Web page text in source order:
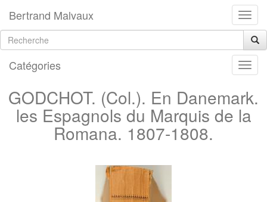
Bertrand Malvaux
Catégories
GODCHOT. (Col.). En Danemark.
les Espagnols du Marquis de la
Romana. 1807-1808.